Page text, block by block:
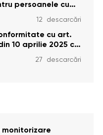
persoanele cu
Soroca (11 iunie
12 descarcări
cu art.
10 aprilie 2025 cu
şi art. 26 din
Poporului
27 descarcări
monitorizare